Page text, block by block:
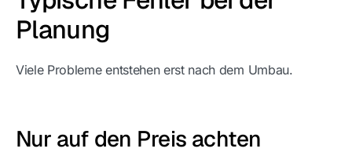
Planung
Viele Probleme entstehen erst nach dem Umbau.
Nur auf den Preis achten